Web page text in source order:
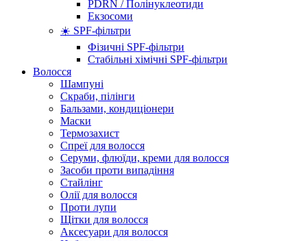
PDRN / Полінуклеотиди
Екзосоми
☀️ SPF-фільтри
Фізичні SPF-фільтри
Стабільні хімічні SPF-фільтри
Волосся
Шампуні
Скраби, пілінги
Бальзами, кондиціонери
Маски
Термозахист
Спреї для волосся
Серуми, флюїди, креми для волосся
Засоби проти випадіння
Стайлінг
Олії для волосся
Проти лупи
Щітки для волосся
Аксесуари для волосся